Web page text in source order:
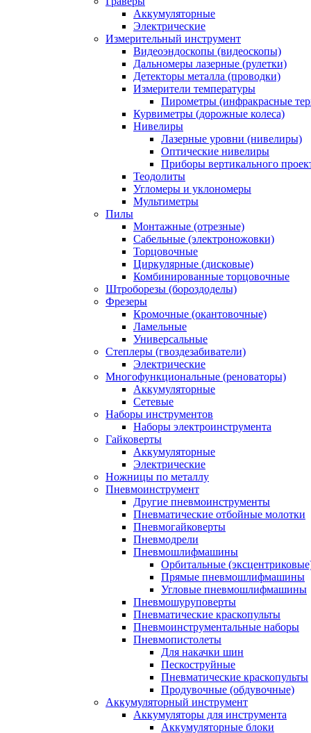
Аккумуляторные
Электрические
Измерительный инструмент
Видеоэндоскопы (видеоскопы)
Дальномеры лазерные (рулетки)
Детекторы металла (проводки)
Измерители температуры
Пирометры (инфракрасные
Курвиметры (дорожные колеса)
Нивелиры
Лазерные уровни (нивелиры)
Оптические нивелиры
Приборы вертикального
Теодолиты
Угломеры и уклономеры
Мультиметры
Пилы
Монтажные (отрезные)
Сабельные (электроножовки)
Торцовочные
Циркулярные (дисковые)
Комбинированные торцовочные
Штроборезы (бороздоделы)
Фрезеры
Кромочные (окантовочные)
Ламельные
Универсальные
Степлеры (гвоздезабиватели)
Электрические
Многофункциональные (реноваторы)
Аккумуляторные
Сетевые
Наборы инструментов
Наборы электроинструмента
Гайковерты
Аккумуляторные
Электрические
Ножницы по металлу
Пневмоинструмент
Другие пневмоинструменты
Пневматические отбойные молотки
Пневмогайковерты
Пневмодрели
Пневмошлифмашины
Орбитальные
Прямые пневмошлифмашины
Угловые пневмошлифмашины
Пневмошуруповерты
Пневматические краскопульты
Пневмоинструментальные наборы
Пневмопистолеты
Для накачки шин
Пескоструйные
Пневматические краскопульты
Продувочные (обдувочные)
Аккумуляторный инструмент
Аккумуляторы для инструмента
Аккумуляторные блоки